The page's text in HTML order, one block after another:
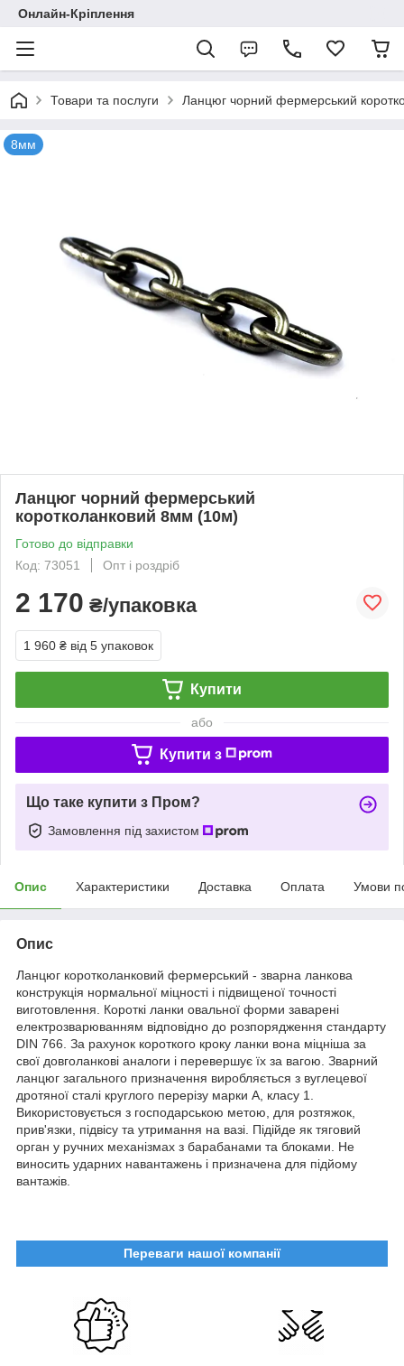
Онлайн-Кріплення
Товари та послуги Ланцюг чорний фермерський
8мм
Ланцюг чорний фермерський
коротколанковий 8мм (10м)
Готово до відправки
Код: 73051
Опт і роздріб
2 170 ₴/упаковка
1 960 ₴ від 5 упаковок
Купити
або
Купити з
Що таке купити з Пром?
Замовлення під захистом
Опис Характеристики Доставка Оплата Умови
Опис
Ланцюг коротколанковий фермерський - зварна ланкова
конструкція нормальної міцності і підвищеної точності
виготовлення. Короткі ланки овальної форми заварені
електрозварюванням відповідно до розпорядження стандарту
DIN 766. За рахунок короткого кроку ланки вона міцніша за
свої довголанкові аналоги і перевершує їх за вагою. Зварний
ланцюг загального призначення виробляється з вуглецевої
дротяної сталі круглого перерізу марки А, класу 1.
Використовується з господарською метою, для розтяжок,
прив'язки, підвісу та утримання на вазі. Підійде як тяговий
орган у ручних механізмах з барабанами та блоками. Не
виносить ударних навантажень і призначена для підйому
вантажів.
Переваги нашої компанії